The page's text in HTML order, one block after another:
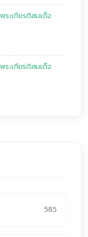
ระเกียรติสมเด็จ
ระเกียรติสมเด็จ
585